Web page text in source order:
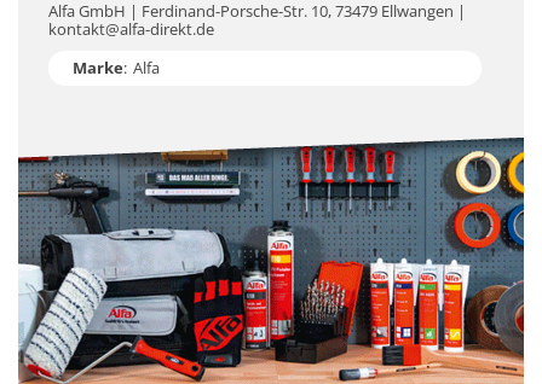
Alfa GmbH | Ferdinand-Porsche-Str. 10, 73479 Ellwangen |
kontakt@alfa-direkt.de
Marke: Alfa